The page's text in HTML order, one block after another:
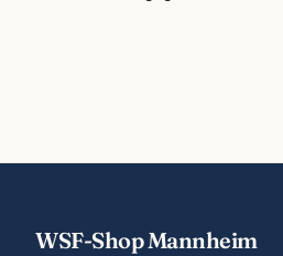
WSF-Shop Mannheim